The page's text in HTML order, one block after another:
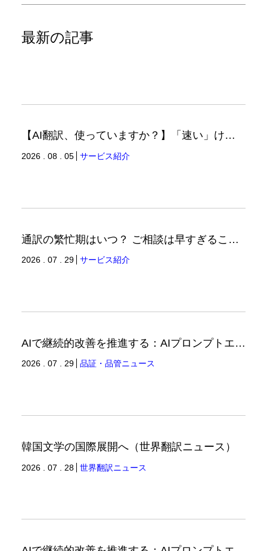
最新の記事
【AI翻訳、使っていますか？】「速い」けど「正しい」は別の話（翻訳ブログ）
2026 . 08 . 05 サービス紹介
通訳の繁忙期はいつ？ ご相談は早すぎることはありません。（通訳ブログ）
2026 . 07 . 29 サービス紹介
AIで継続的改善を推進する：AIプロンプトエンジニアリングへの品質思考の適用-3（品証品管ニュース）
2026 . 07 . 29 品証・品管ニュース
韓国文学の国際展開へ（世界翻訳ニュース）
2026 . 07 . 28 世界翻訳ニュース